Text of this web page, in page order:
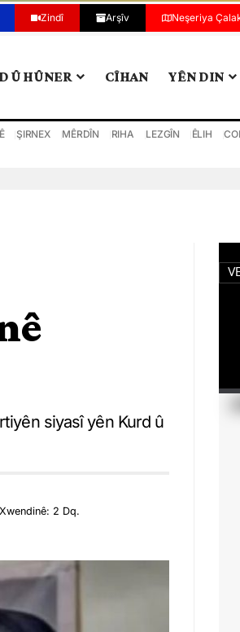
Zindî Arşîv Neşeriya
Û HÛNER CÎHAN YÊN DIN
ŞIRNEX MÊRDÎN RIHA LEZGÎN ÊLIH
siyasî yên Kurd û
2 Dq.